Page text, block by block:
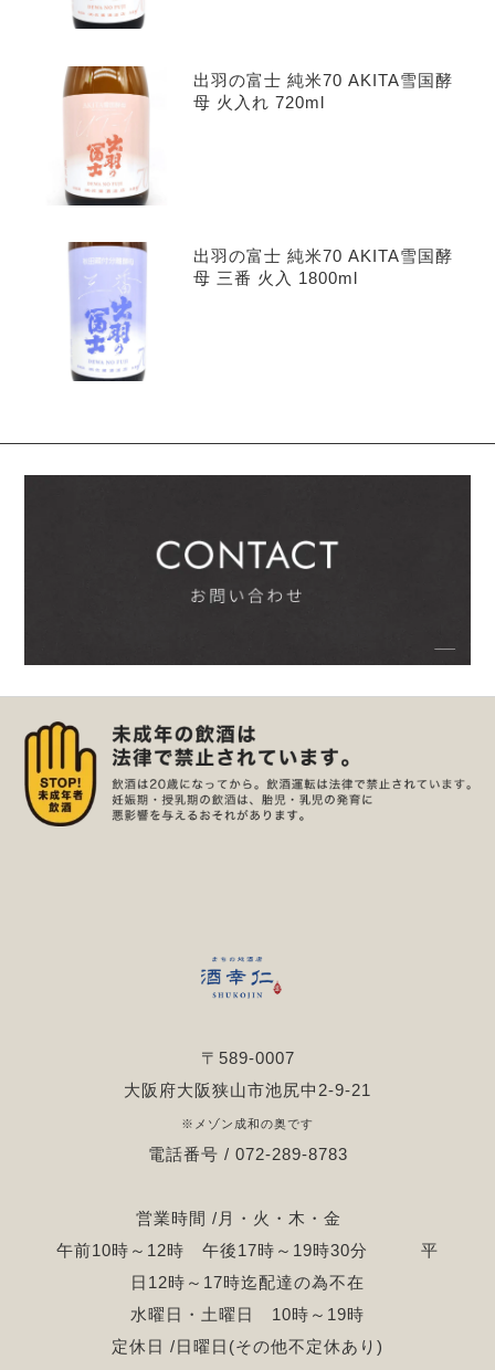
出羽の富士 純米70 AKITA雪国酵
母 火入れ 720ml
出羽の富士 純米70 AKITA雪国酵
母 三番 火入 1800ml
〒589-0007
大阪府大阪狭山市池尻中2-9-21
※メゾン成和の奥です
電話番号 / 072-289-8783
営業時間 /月・火・木・金
午前10時～12時 午後17時～19時30分 平
日12時～17時迄配達の為不在
水曜日・土曜日 10時～19時
定休日 /日曜日(その他不定休あり)